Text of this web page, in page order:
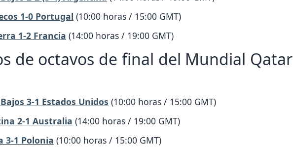
1-0 Portugal (10:00 horas / 15:00 GMT)
1-2 Francia (14:00 horas / 19:00 GMT)
de octavos de final del Mundial Qatar
3-1 Estados Unidos (10:00 horas / 15:00 GMT)
2-1 Australia (14:00 horas / 19:00 GMT)
3-1 Polonia (10:00 horas / 15:00 GMT)